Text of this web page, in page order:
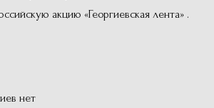
акцию «Георгиевская лента» .
нет